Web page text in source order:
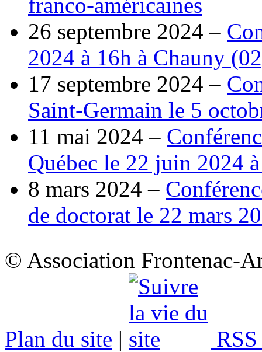
26 septembre 2024 –
2024 à 16h à Chauny
17 septembre 2024 –
Saint-Germain le 5
11 mai 2024 –
Québec le 22 juin 2024
8 mars 2024 –
de doctorat le 22 mars
© Association Frontenac-
Plan du site |